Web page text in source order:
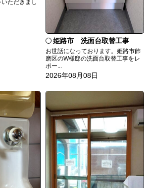
ただきまし
姫路市 洗面台取替工事
お世話になっております。姫路市飾
磨区のW様邸の洗面台取替工事をレ
ポー...
2026年08月08日